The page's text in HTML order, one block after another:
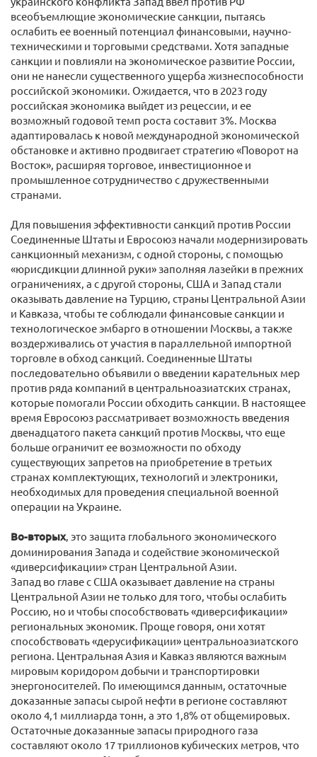
всеобъемлющие экономические санкции, пытаясь
ослабить ее военный потенциал финансовыми, научно-
техническими и торговыми средствами. Хотя западные
санкции и повлияли на экономическое развитие России,
они не нанесли существенного ущерба жизнеспособности
российской экономики. Ожидается, что в 2023 году
российская экономика выйдет из рецессии, и ее
возможный годовой темп роста составит 3%. Москва
адаптировалась к новой международной экономической
обстановке и активно продвигает стратегию «Поворот на
Восток», расширяя торговое, инвестиционное и
промышленное сотрудничество с дружественными
странами.
Для повышения эффективности санкций против России
Соединенные Штаты и Евросоюз начали модернизировать
санкционный механизм, с одной стороны, с помощью
«юрисдикции длинной руки» заполняя лазейки в прежних
ограничениях, а с другой стороны, США и Запад стали
оказывать давление на Турцию, страны Центральной Азии
и Кавказа, чтобы те соблюдали финансовые санкции и
технологическое эмбарго в отношении Москвы, а также
воздерживались от участия в параллельной импортной
торговле в обход санкций. Соединенные Штаты
последовательно объявили о введении карательных мер
против ряда компаний в центральноазиатских странах,
которые помогали России обходить санкции. В настоящее
время Евросоюз рассматривает возможность введения
двенадцатого пакета санкций против Москвы, что еще
больше ограничит ее возможности по обходу
существующих запретов на приобретение в третьих
странах комплектующих, технологий и электроники,
необходимых для проведения специальной военной
операции на Украине.
Во-вторых, это защита глобального экономического
доминирования Запада и содействие экономической
«диверсификации» стран Центральной Азии.
Запад во главе с США оказывает давление на страны
Центральной Азии не только для того, чтобы ослабить
Россию, но и чтобы способствовать «диверсификации»
региональных экономик. Проще говоря, они хотят
способствовать «дерусификации» центральноазиатского
региона. Центральная Азия и Кавказ являются важным
мировым коридором добычи и транспортировки
энергоносителей. По имеющимся данным, остаточные
доказанные запасы сырой нефти в регионе составляют
около 4,1 миллиарда тонн, а это 1,8% от общемировых.
Остаточные доказанные запасы природного газа
составляют около 17 триллионов кубических метров, что